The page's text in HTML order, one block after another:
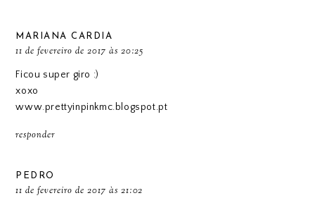
MARIANA CARDIA
11 de fevereiro de 2017 às 20:25
Ficou super giro :)
xoxo
www.prettyinpinkmc.blogspot.pt
responder
PEDRO
11 de fevereiro de 2017 às 21:02